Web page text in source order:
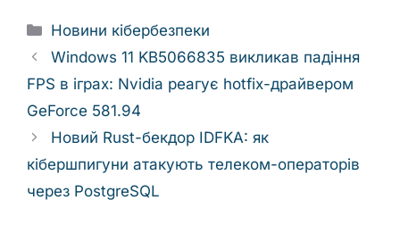
Categories
Новини кібербезпеки
Windows 11 KB5066835 викликав падіння
FPS в іграх: Nvidia реагує hotfix-драйвером
GeForce 581.94
Новий Rust-бекдор IDFKA: як
кібершпигуни атакують телеком-операторів
через PostgreSQL